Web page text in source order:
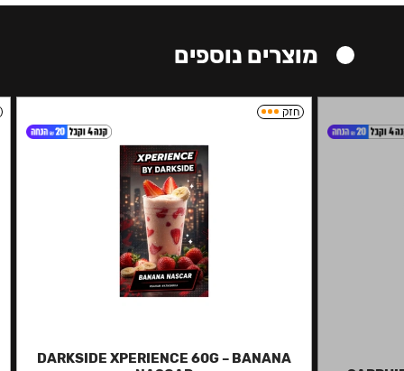
מוצרים נוספים
חזק
DARKSIDE XPERIENCE 60G – BANANA